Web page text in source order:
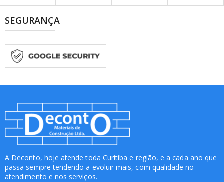
SEGURANÇA
A Deconto, hoje atende toda Curitiba e região, e a cada ano que
passa sempre tendendo a evoluir mais, com qualidade no
atendimento e nos serviços.